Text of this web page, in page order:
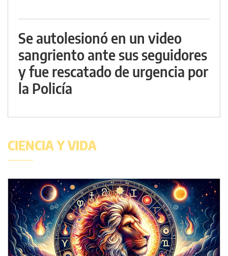
Se autolesionó en un video
sangriento ante sus seguidores
y fue rescatado de urgencia por
la Policía
CIENCIA Y VIDA